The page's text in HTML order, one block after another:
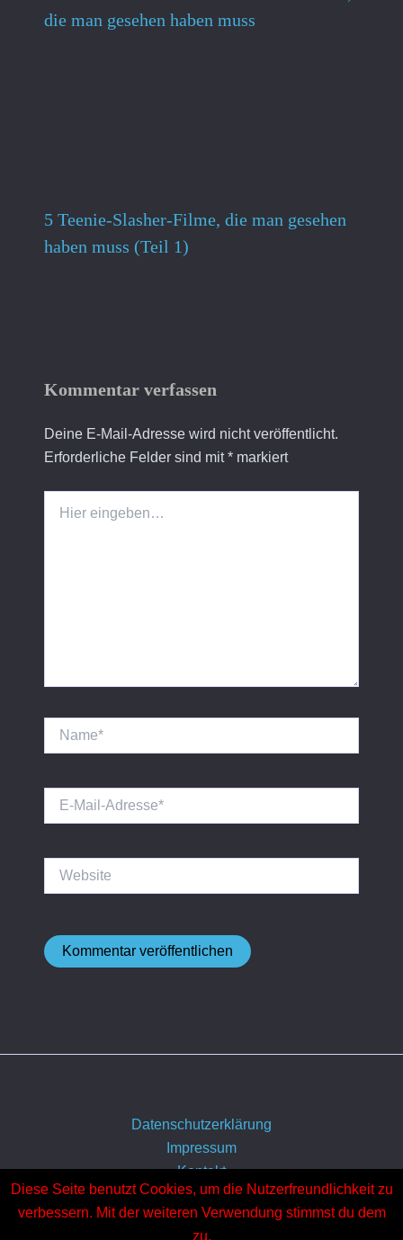
die man gesehen haben muss
5 Teenie-Slasher-Filme, die man gesehen
haben muss (Teil 1)
Kommentar verfassen
Deine E-Mail-Adresse wird nicht veröffentlicht.
Erforderliche Felder sind mit*markiert
eingeben…
Mail-
Datenschutzerklärung
Impressum
Kontakt
Über uns
Diese Seite benutzt Cookies, um die Nutzerfreundlichkeit zu
verbessern. Mit der weiteren Verwendung stimmst du dem
zu.